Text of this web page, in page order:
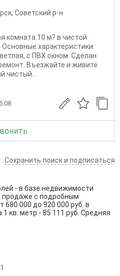
, Советский р-н
комната 10 м? в чистой
характеристики:
с ПВХ окном. Сделан
Въезжайте и живите
чистый...
Сохранить поиск и подписаться
- в базе недвижимости
продаже с подробным
680 000 до 920 000 руб. в
кв. метр - 85 111 руб. Средняя
1